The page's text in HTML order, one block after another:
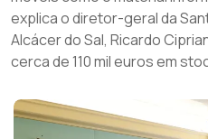
explica o diretor-geral da
Alcácer do Sal, Ricardo
cerca de 110 mil euros em